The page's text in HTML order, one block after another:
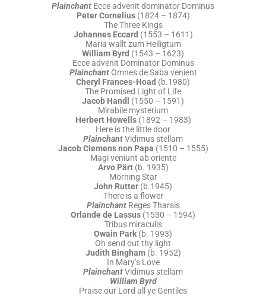
Plainchant Ecce advenit dominator Dominus
Peter Cornelius(1824 – 1874)
The Three Kings
Johannes Eccard (1553 – 1611)
Maria wallt zum Heiligtum
William Byrd (1543 – 1623)
Ecce advenit Dominator Dominus
PlainchantOmnes de Saba venient
Cheryl Frances-Hoad (b.1980)
The Promised Light of Life
Jacob Handl
(1550 – 1591)
Mirabile mysterium
Herbert Howells(1892 – 1983)
Here is the little door
PlainchantVidimus stellam
Jacob Clemens non Papa (1510 – 1555)
Magi veniunt ab oriente
Arvo Pärt(b. 1935)
Morning Star
John Rutter (b.1945)
There is a flower
PlainchantReges Tharsis
Orlande de Lassus (1530 – 1594)
Tribus miraculis
Owain Park (b. 1993)
Oh send out thy light
Judith Bingham(b. 1952)
In Mary’s Love
PlainchantVidimus stellam
William Byrd
Praise our Lord all ye Gentiles